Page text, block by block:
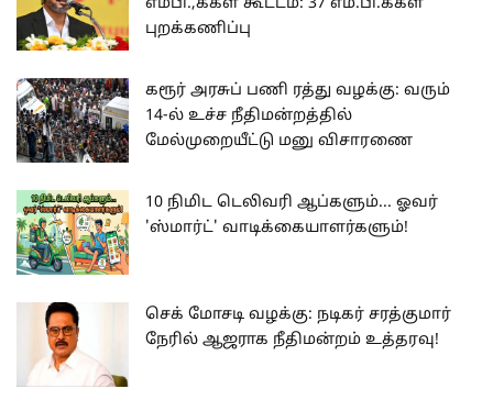
புறக்கணிப்பு
கரூர் அரசுப் பணி ரத்து வழக்கு: வரும்
14-ல் உச்ச நீதிமன்றத்தில்
மேல்முறையீட்டு மனு விசாரணை
10 நிமிட டெலிவரி ஆப்களும்... ஓவர்
'ஸ்மார்ட்' வாடிக்கையாளர்களும்!
செக் மோசடி வழக்கு: நடிகர் சரத்குமார்
நேரில் ஆஜராக நீதிமன்றம் உத்தரவு!